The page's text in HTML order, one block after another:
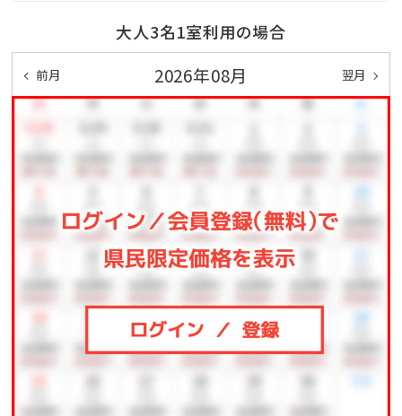
大人3名1室利用の場合
前月 2026年08月 翌月